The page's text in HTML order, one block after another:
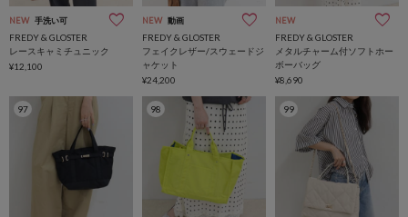
NEW 手洗い可
FREDY & GLOSTER
レースキャミチュニック
¥12,100
NEW 動画
FREDY & GLOSTER
フェイクレザー/スウェードジ
ャケット
¥24,200
NEW
FREDY & GLOSTER
メタルチャーム付ソフトホー
ボーバッグ
¥8,690
97 98 99